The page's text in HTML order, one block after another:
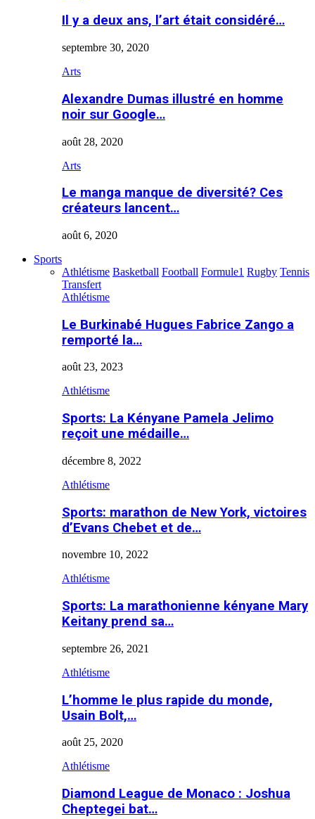
Il y a deux ans, l’art était considéré…
septembre 30, 2020
Arts
Alexandre Dumas illustré en homme
noir sur Google…
août 28, 2020
Arts
Le manga manque de diversité? Ces
créateurs lancent…
août 6, 2020
Sports
Athlétisme Basketball Football Formule1 Rugby Tennis
Transfert
Athlétisme
Le Burkinabé Hugues Fabrice Zango a
remporté la…
août 23, 2023
Athlétisme
Sports: La Kényane Pamela Jelimo
reçoit une médaille…
décembre 8, 2022
Athlétisme
Sports: marathon de New York, victoires
d’Evans Chebet et de…
novembre 10, 2022
Athlétisme
Sports: La marathonienne kényane Mary
Keitany prend sa…
septembre 26, 2021
Athlétisme
L’homme le plus rapide du monde,
Usain Bolt,…
août 25, 2020
Athlétisme
Diamond League de Monaco : Joshua
Cheptegei bat…